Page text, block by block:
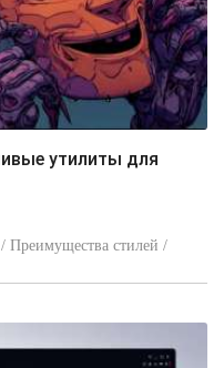
/ Преимущества стилей /